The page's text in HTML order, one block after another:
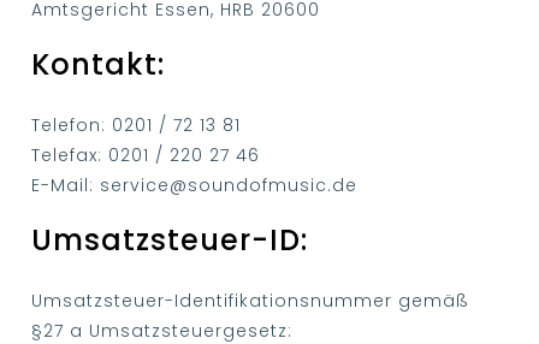
Amtsgericht Essen, HRB 20600
Kontakt:
Telefon: 0201 / 72 13 81
Telefax: 0201 / 220 27 46
E-Mail: service@soundofmusic.de
Umsatzsteuer-ID:
Umsatzsteuer-Identifikationsnummer gemäß
§27 a Umsatzsteuergesetz: